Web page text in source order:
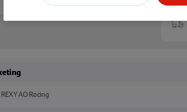
AO Racing